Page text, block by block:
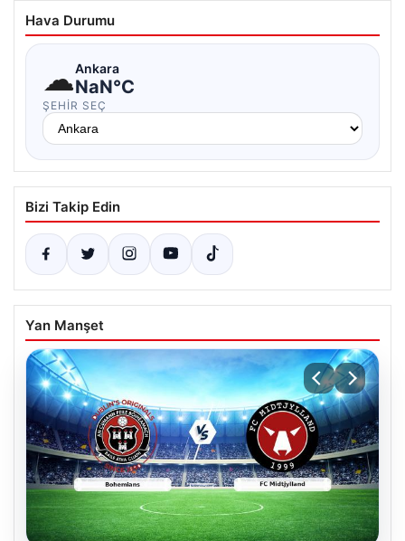
Hava Durumu
☁Ankara
NaN°C
ŞEHIR SEÇ
Bizi Takip Edin
Yan Manşet